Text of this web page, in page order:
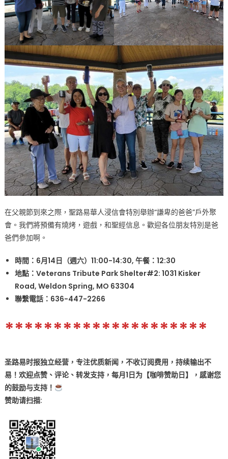
在父親節到來之際，聖路易華人浸信會特別舉辦“謙卑的爸爸”戶外聚
會。我們將預備有燒烤，遊戲，和聖經信息。歡迎各位朋友特別是爸
爸們參加啊。
時間：6月14日（週六）11:00-14:30, 午餐：12:30
地點：Veterans Tribute Park Shelter#2: 1031 Kisker
Road, Weldon Spring, MO 63304
聯繫電話：636-447-2266
*********************
圣路易时报独立经营，专注优质新闻，不收订阅费用，持续输出不
易！欢迎点赞、评论、转发支持，每月1日为【咖啡赞助日】，感谢您
的鼓励与支持！
赞助请扫描: